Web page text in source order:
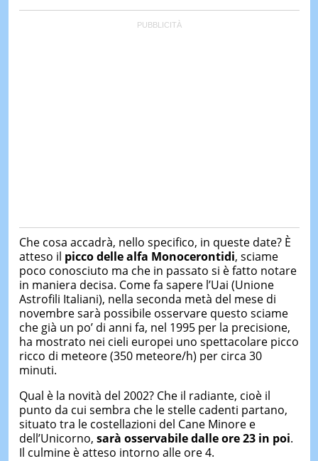
Che cosa accadrà, nello specifico, in queste date? È
atteso il picco delle alfa Monocerontidi, sciame
poco conosciuto ma che in passato si è fatto notare
in maniera decisa. Come fa sapere l’Uai (Unione
Astrofili Italiani), nella seconda metà del mese di
novembre sarà possibile osservare questo sciame
che già un po’ di anni fa, nel 1995 per la precisione,
ha mostrato nei cieli europei uno spettacolare picco
ricco di meteore (350 meteore/h) per circa 30
minuti.
Qual è la novità del 2002? Che il radiante, cioè il
punto da cui sembra che le stelle cadenti partano,
situato tra le costellazioni del Cane Minore e
dell’Unicorno, sarà osservabile dalle ore 23 in poi.
Il culmine è atteso intorno alle ore 4.